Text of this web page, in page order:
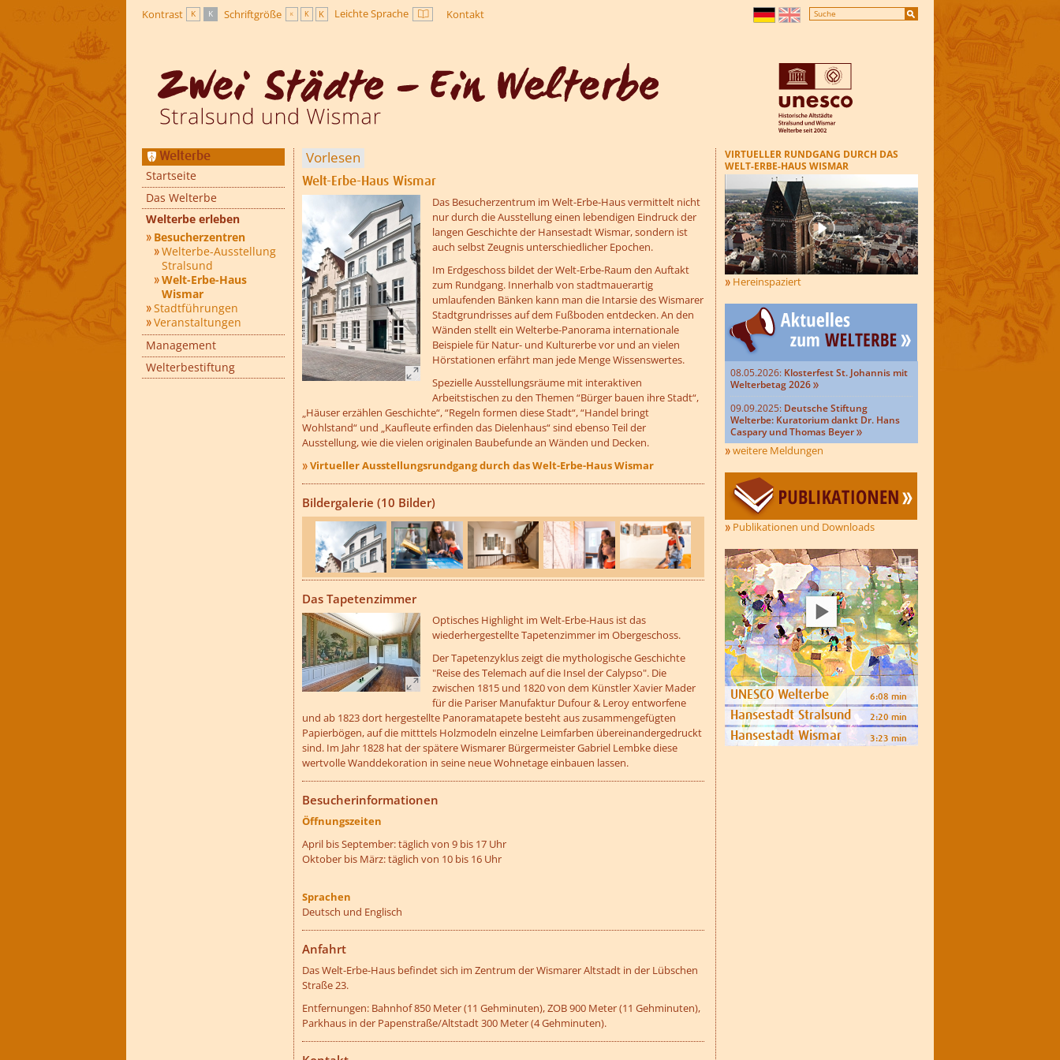
Zur Hauptnavigation Kontrast K K Schriftgröße K K K Leichte Sprache Leichte Sprache
Kontakt
Welterbe
Startseite
Das Welterbe
Welterbe erleben
Besucherzentren
Welterbe-Ausstellung
Stralsund
Welt-Erbe-Haus
Wismar
Stadtführungen
Veranstaltungen
Management
Welterbestiftung
Vorlesen
Welt-Erbe-Haus Wismar
??? absaetzeOben[1]/titel ???
Das Besucherzentrum im Welt-Erbe-Haus vermittelt nicht
nur durch die Ausstellung einen lebendigen Eindruck der
langen Geschichte der Hansestadt Wismar, sondern ist
auch selbst Zeugnis unterschiedlicher Epochen.
Im Erdgeschoss bildet der Welt-Erbe-Raum den Auftakt
zum Rundgang. Innerhalb von stadtmauerartig
umlaufenden Bänken kann man die Intarsie des Wismarer
Stadtgrundrisses auf dem Fußboden entdecken. An den
Wänden stellt ein Welterbe-Panorama internationale
Beispiele für Natur- und Kulturerbe vor und an vielen
Hörstationen erfährt man jede Menge Wissenswertes.
Spezielle Ausstellungsräume mit interaktiven
Arbeitstischen zu den Themen “Bürger bauen ihre Stadt“,
„Häuser erzählen Geschichte“, “Regeln formen diese Stadt“, “Handel bringt
Wohlstand“ und „Kaufleute erfinden das Dielenhaus“ sind ebenso Teil der
Ausstellung, wie die vielen originalen Baubefunde an Wänden und Decken.
Virtueller Ausstellungsrundgang durch das Welt-Erbe-Haus Wismar
Bildergalerie (10 Bilder)
??? absaetzeUnten[1]/titel ???
Das Tapetenzimmer
Optisches Highlight im Welt-Erbe-Haus ist das
wiederhergestellte Tapetenzimmer im Obergeschoss.
Der Tapetenzyklus zeigt die mythologische Geschichte
"Reise des Telemach auf die Insel der Calypso". Die
zwischen 1815 und 1820 von dem Künstler Xavier Mader
für die Pariser Manufaktur Dufour & Leroy entworfene
und ab 1823 dort hergestellte Panoramatapete besteht aus zusammengefügten
Papierbögen, auf die mitttels Holzmodeln einzelne Leimfarben übereinandergedruckt
sind. Im Jahr 1828 hat der spätere Wismarer Bürgermeister Gabriel Lembke diese
wertvolle Wanddekoration in seine neue Wohnetage einbauen lassen.
??? absaetzeUnten[2]/titel ???
Besucherinformationen
Öffnungszeiten
April bis September: täglich von 9 bis 17 Uhr
Oktober bis März: täglich von 10 bis 16 Uhr
Sprachen
Deutsch und Englisch
??? absaetzeUnten[3]/titel ???
Anfahrt
Das Welt-Erbe-Haus befindet sich im Zentrum der Wismarer Altstadt in der Lübschen
Straße 23.
Entfernungen: Bahnhof 850 Meter (11 Gehminuten), ZOB 900 Meter (11 Gehminuten),
Parkhaus in der Papenstraße/Altstadt 300 Meter (4 Gehminuten).
VIRTUELLER RUNDGANG DURCH DAS
WELT-ERBE-HAUS WISMAR
Hereinspaziert
08.05.2026: Klosterfest St. Johannis mit
Welterbetag 2026
09.09.2025: Deutsche Stiftung
Welterbe: Kuratorium dankt Dr. Hans
Caspary und Thomas Beyer
weitere Meldungen
Publikationen und Downloads
UNESCO Welterbe 6:08 min
Hansestadt Stralsund 2:20 min
Hansestadt Wismar 3:23 min
Autoplay